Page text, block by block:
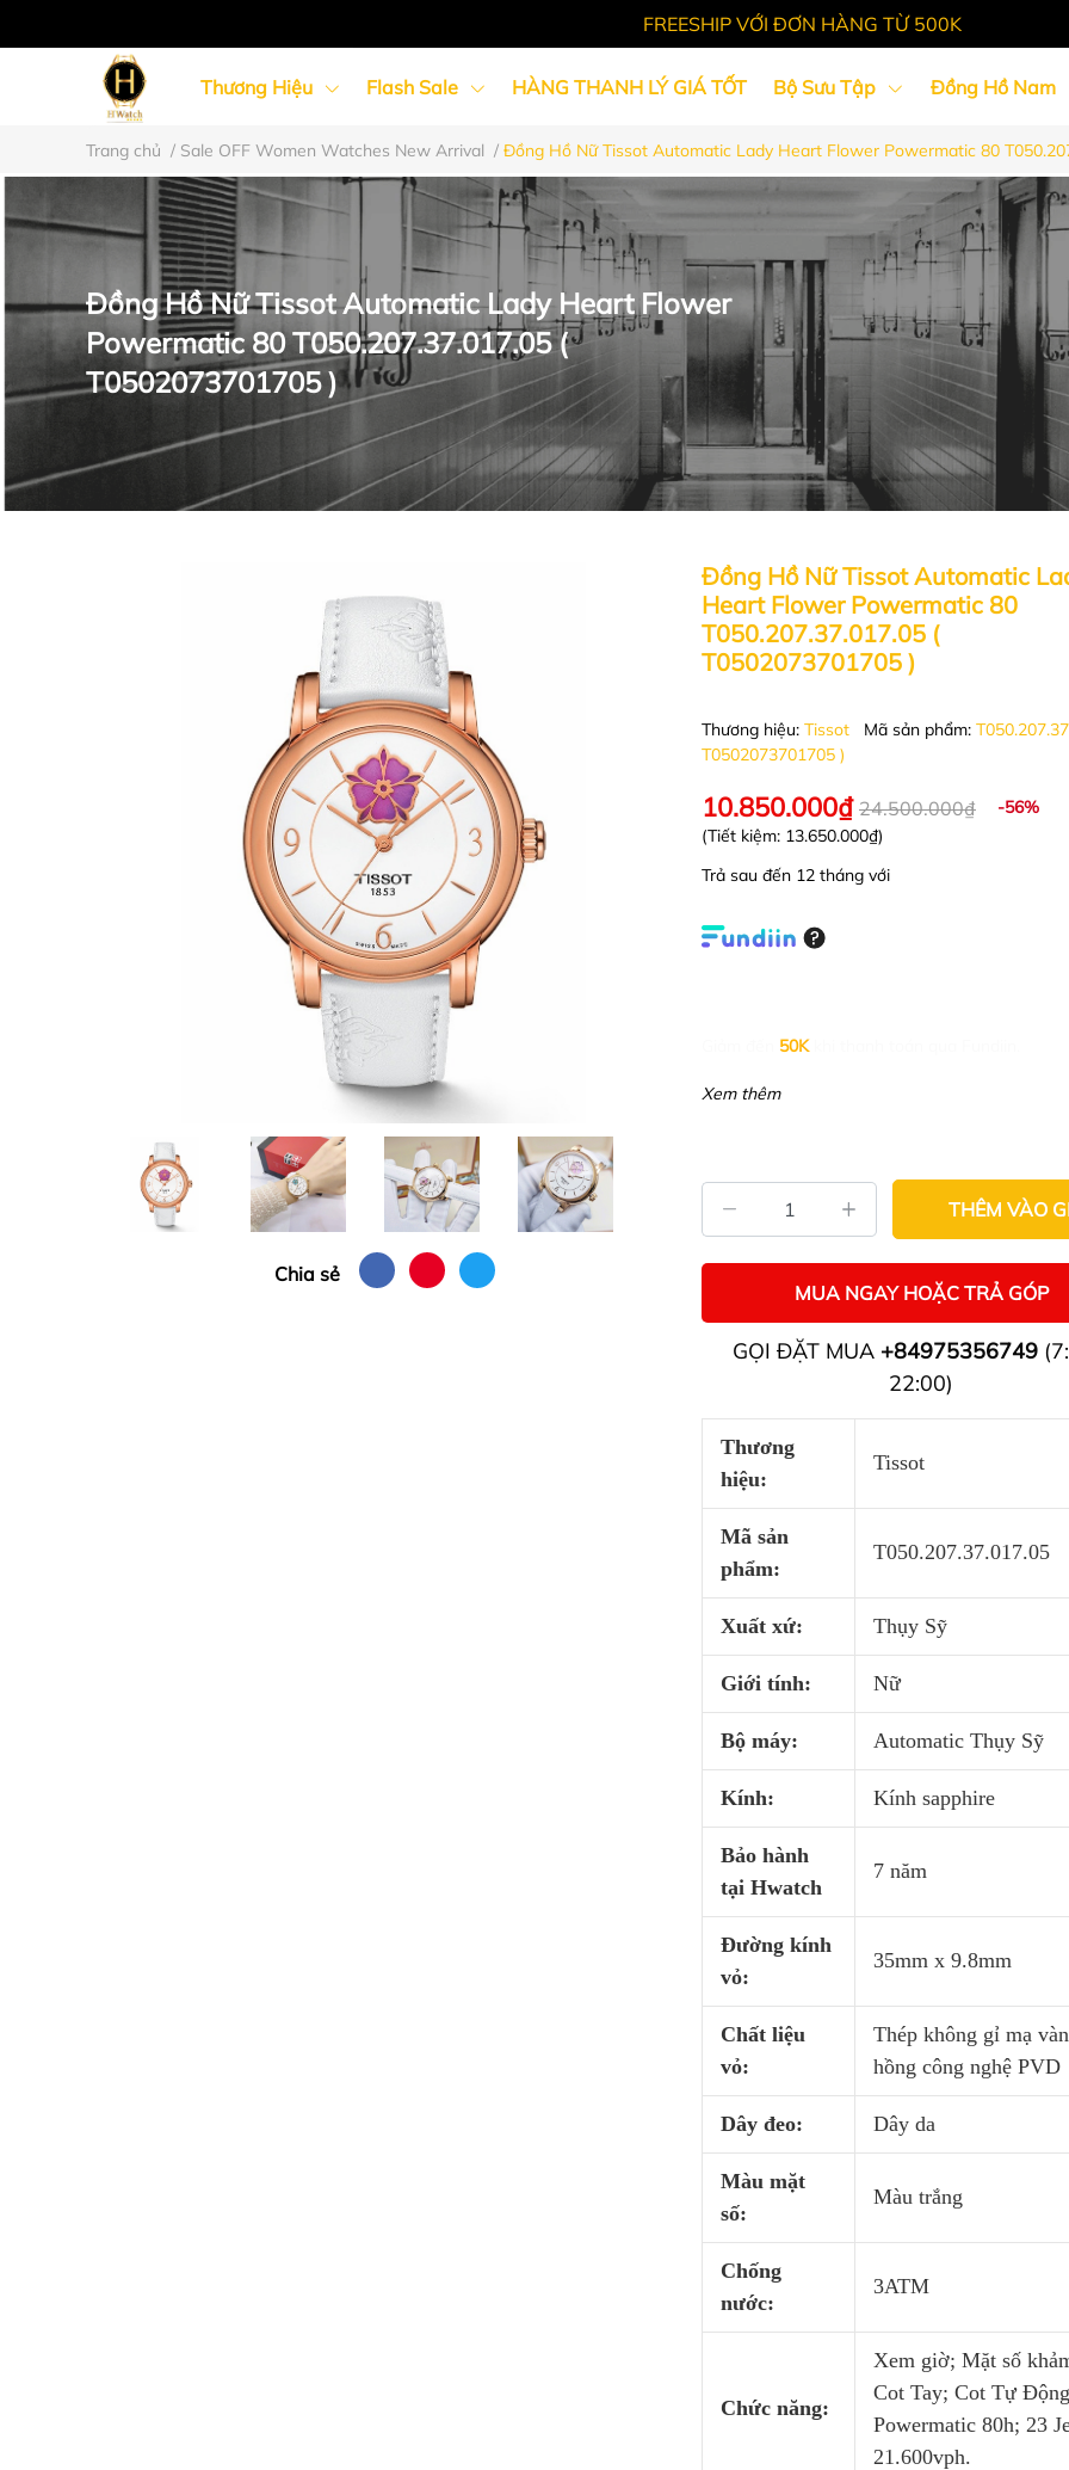
FREESHIP VỚI ĐƠN HÀNG TỪ 500K
Thương Hiệu Flash Sale HÀNG THANH LÝ GIÁ TỐT Bộ Sưu Tập Đồng Hồ Nam
Trang chủ / Sale OFF Women Watches New Arrival / Đồng Hồ Nữ Tissot Automatic Lady Heart Flower Powermatic 80
Đồng Hồ Nữ Tissot Automatic Lady Heart Flower
Powermatic 80 T050.207.37.017.05 (
T0502073701705 )
Chia sẻ
Đồng Hồ Nữ Tissot Automatic
Heart Flower Powermatic 80
T050.207.37.017.05 (
T0502073701705 )
Thương hiệu: Tissot Mã sản phẩm:
T0502073701705 )
10.850.000₫ 24.500.000₫
-56%
(Tiết kiệm: 13.650.000₫)
Trả sau đến 12 tháng với
50K
Xem thêm
THÊM VÀO
MUA NGAY HOẶC TRẢ GÓP
GỌI ĐẶT MUA +84975356749
22:00)
Thương
hiệu:
Tissot
Mã sản
phẩm:
T050.207.37.017.05
Xuất xứ: Thụy Sỹ
Giới tính: Nữ
Bộ máy: Automatic Thụy Sỹ
Kính: Kính sapphire
Bảo hành
tại Hwatch
7 năm
Đường kính
vỏ:
35mm x 9.8mm
Chất liệu
vỏ:
Thép không gỉ mạ
hồng công nghệ PVD
Dây đeo: Dây da
Màu mặt
số:
Màu trắng
Chống
nước:
3ATM
Chức năng:
Xem giờ; Mặt số
Cot Tay; Cot Tự
Powermatic 80h; 23
​21.600vph.